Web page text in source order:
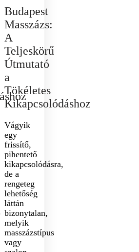
Budapest
Masszázs:
A
Teljeskörű
Útmutató
a
Tökéletes
Kikapcsolódáshoz
Vágyik
egy
frissítő,
pihentető
kikapcsolódásra,
de a
rengeteg
lehetőség
láttán
bizonytalan,
melyik
masszázstípus
vagy